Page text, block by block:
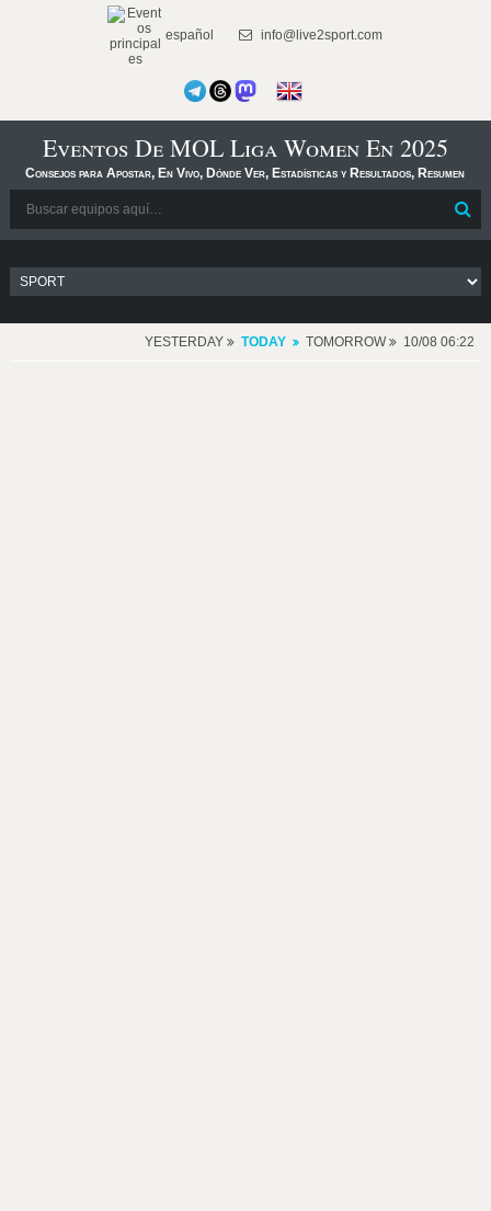
español info@live2sport.com
Eventos De MOL Liga Women En 2025
Consejos para Apostar, En Vivo, Dónde Ver, Estadísticas y Resultados, Resumen
YESTERDAY TODAY TOMORROW 10/08 06:22